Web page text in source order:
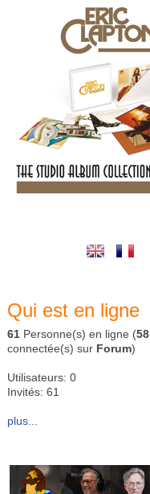
Qui est en ligne
61 Personne(s) en ligne (58
connectée(s) sur Forum)
Utilisateurs: 0
Invités: 61
plus...